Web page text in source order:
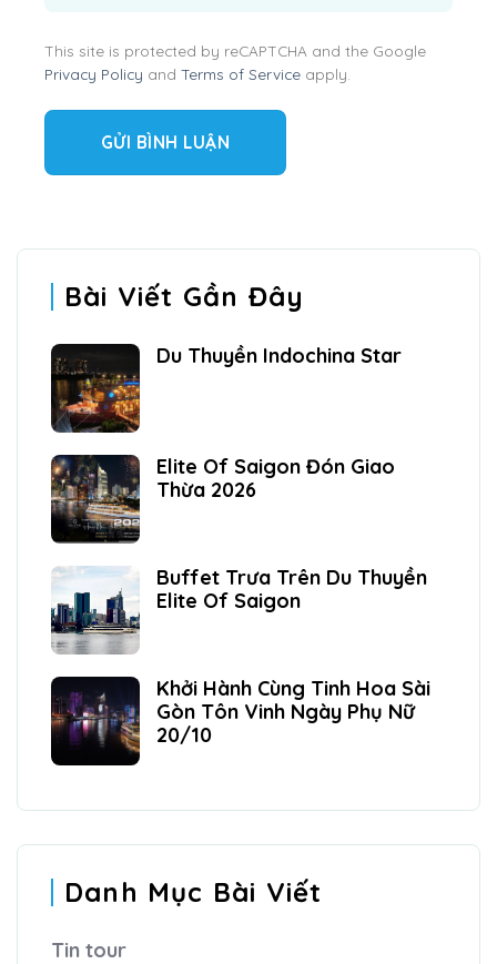
This site is protected by reCAPTCHA and the Google
Privacy Policy and Terms of Service apply.
Bài Viết Gần Đây
Du Thuyền Indochina Star
Elite Of Saigon Đón Giao
Thừa 2026
Buffet Trưa Trên Du Thuyền
Elite Of Saigon
Khởi Hành Cùng Tinh Hoa Sài
Gòn Tôn Vinh Ngày Phụ Nữ
20/10
Danh Mục Bài Viết
Tin tour